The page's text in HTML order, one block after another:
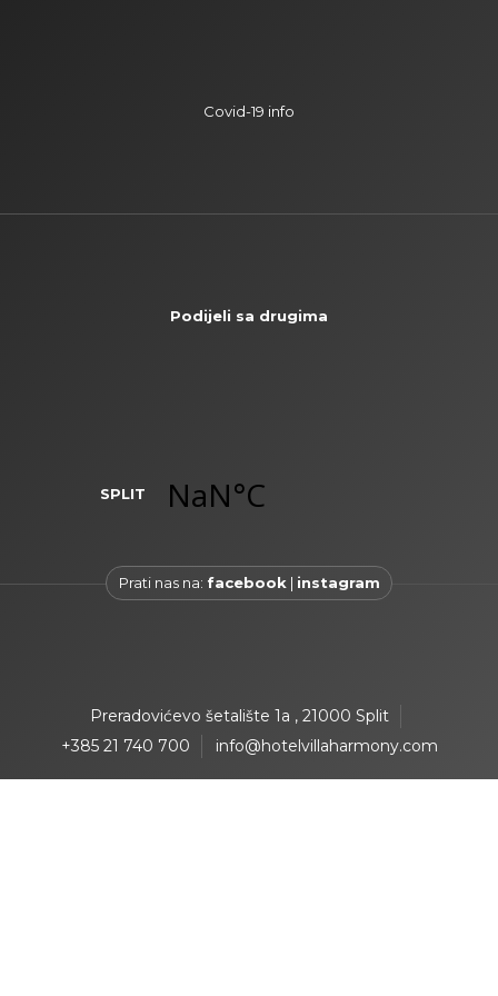
Covid-19 info
Podijeli sa drugima
SPLIT
Prati nas na: facebook| instagram
Preradovićevo šetalište 1a , 21000 Split
+385 21 740 700
info@hotelvillaharmony.com